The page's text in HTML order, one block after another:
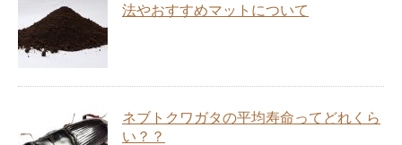
法やおすすめマットについて
ネブトクワガタの平均寿命ってどれくら
い？？